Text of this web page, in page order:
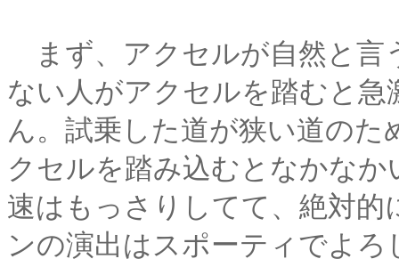
まず、アクセルが自然と言
ない人がアクセルを踏むと
ん。試乗した道が狭い道の
クセルを踏み込むとなかな
速はもっさりしてて、絶対
ンの演出はスポーティでよ